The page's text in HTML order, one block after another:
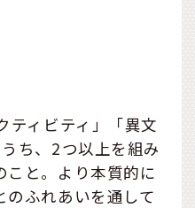
ティビティ」「異文
ち、2つ以上を組み
と。より本質的に
のふれあいを通して